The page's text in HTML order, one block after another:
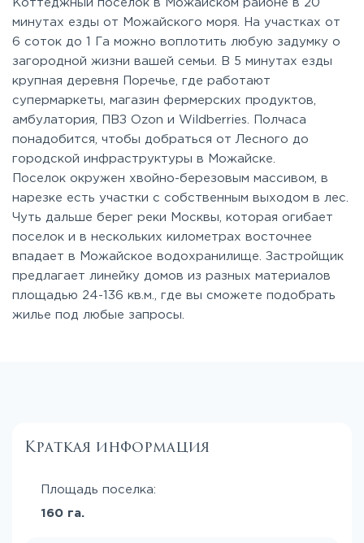
Коттеджный поселок в Можайском районе в 20
минутах езды от Можайского моря. На участках от
6 соток до 1 Га можно воплотить любую задумку о
загородной жизни вашей семьи. В 5 минутах езды
крупная деревня Поречье, где работают
супермаркеты, магазин фермерских продуктов,
амбулатория, ПВЗ Ozon и Wildberries. Полчаса
понадобится, чтобы добраться от Лесного до
городской инфраструктуры в Можайске.
Поселок окружен хвойно-березовым массивом, в
нарезке есть участки с собственным выходом в лес.
Чуть дальше берег реки Москвы, которая огибает
поселок и в нескольких километрах восточнее
впадает в Можайское водохранилище. Застройщик
предлагает линейку домов из разных материалов
площадью 24-136 кв.м., где вы сможете подобрать
жилье под любые запросы.
Краткая информация
Площадь поселка:
160 га.